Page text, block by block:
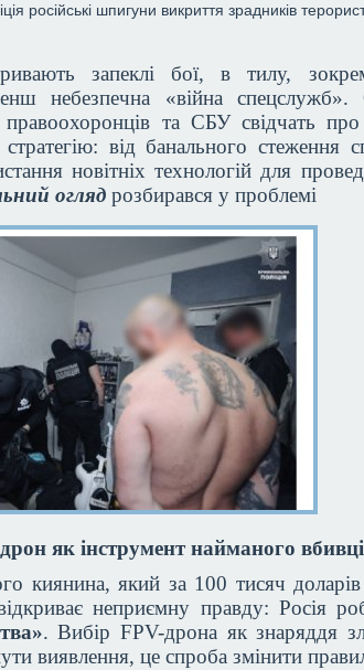
російські шпигуни викриття зрадників
запеклі бої, в тилу,
небезпечна «війна спецслужб».
правоохоронців та СБУ свідчать
від банального стеження
новітніх технологій для
огляд розбирався у проблемі
як інструмент найманого вбивці
киянина, який за 100 тисяч
неприємну правду: Росія
. Вибір FPV-дрона як знаряддя
виявлення, це спроба змінити